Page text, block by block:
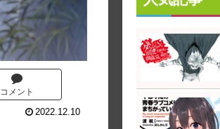
コメント
2022.12.10